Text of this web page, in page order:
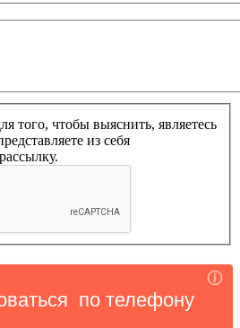
того, чтобы выяснить, являетесь
из себя